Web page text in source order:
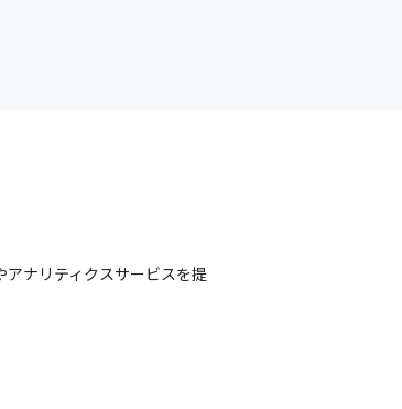
ナリティクスサービスを提